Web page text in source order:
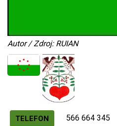
Autor / Zdroj: RUIAN
TELEFON 566 664 345